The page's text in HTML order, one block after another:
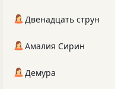
Двенадцать струн
Амалия Сирин
Демура